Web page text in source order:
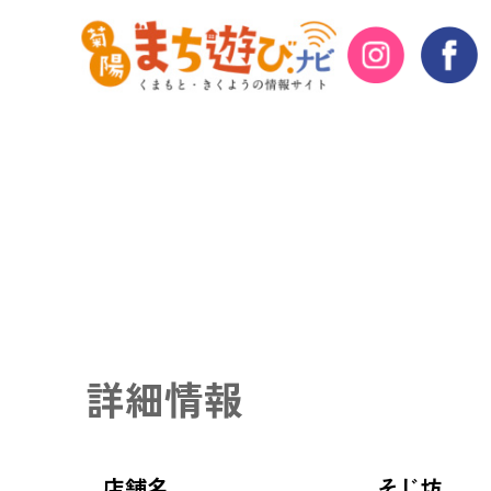
詳細情報